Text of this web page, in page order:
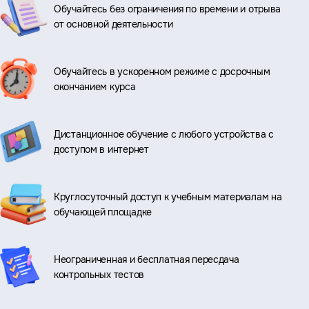
Обучайтесь без ограничения по времени и отрыва
от основной деятельности
Обучайтесь в ускоренном режиме с досрочным
окончанием курса
Дистанционное обучение с любого устройства с
доступом в интернет
Круглосуточный доступ к учебным материалам на
обучающей площадке
Неограниченная и бесплатная пересдача
контрольных тестов